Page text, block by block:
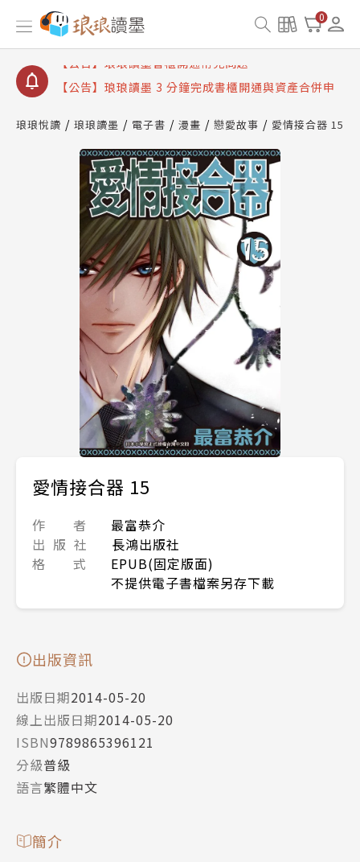
0
【公告】琅琅讀墨數位閱讀資產合併與書櫃開通申請
【公告】琅琅讀墨書櫃開通常見問題
【公告】琅琅讀墨 3 分鐘完成書櫃開通與資產合併申
請圖文教學
查詢
【公告】琅琅讀墨數位閱讀資產合併與書櫃開通申請
琅琅悅讀 琅琅讀墨 電子書 漫畫 戀愛故事 愛情接合器 15
愛情接合器 15
作 者
最富恭介
出 版 社
長鴻出版社
格 式
EPUB(固定版面)
不提供電子書檔案另存下載
出版資訊
出版日期2014-05-20
線上出版日期2014-05-20
ISBN9789865396121
分級普級
語言繁體中文
簡介